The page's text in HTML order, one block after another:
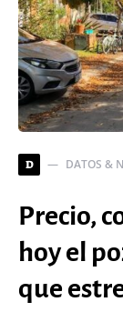
D DATOS &
Precio,
hoy el
que